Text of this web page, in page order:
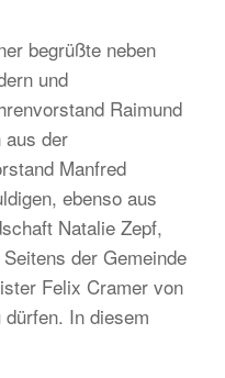
des
begrüßte neben
und
Raimund
aus der
Manfred
ebenso aus
Natalie Zepf,
der Gemeinde
Felix Cramer von
In diesem